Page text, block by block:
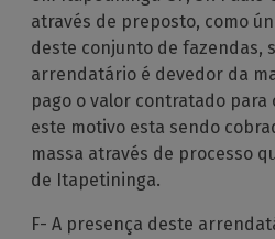
através de preposto, como
deste conjunto de fazendas,
arrendatário é devedor da
pago o valor contratado
este motivo esta sendo
massa através de processo
de Itapetininga.
F- A presença deste